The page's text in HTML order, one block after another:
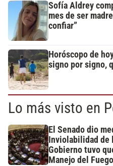
Sofía Aldrey
mes de ser
confiar”
Horóscopo de
signo por signo,
Lo más visto en
El Senado dio
Inviolabilidad de
Gobierno tuvo
Manejo del Fuego